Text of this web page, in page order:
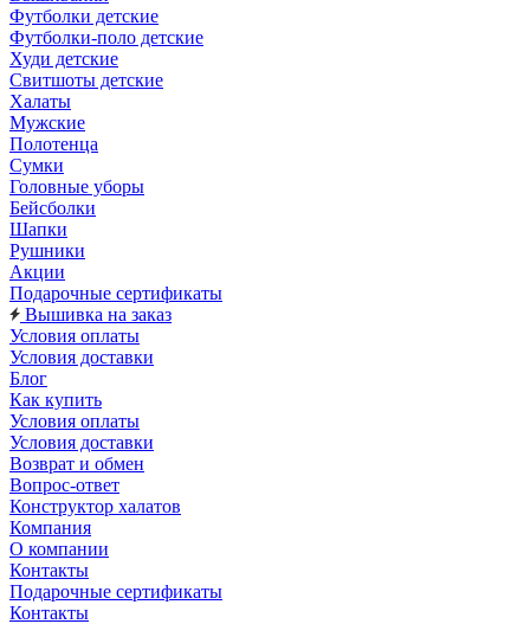
Футболки детские
Футболки-поло детские
Худи детские
Свитшоты детские
Халаты
Мужские
Полотенца
Сумки
Головные уборы
Бейсболки
Шапки
Рушники
Акции
Подарочные сертификаты
Вышивка на заказ
Условия оплаты
Условия доставки
Блог
Как купить
Условия оплаты
Условия доставки
Возврат и обмен
Вопрос-ответ
Конструктор халатов
Компания
О компании
Контакты
Подарочные сертификаты
Контакты